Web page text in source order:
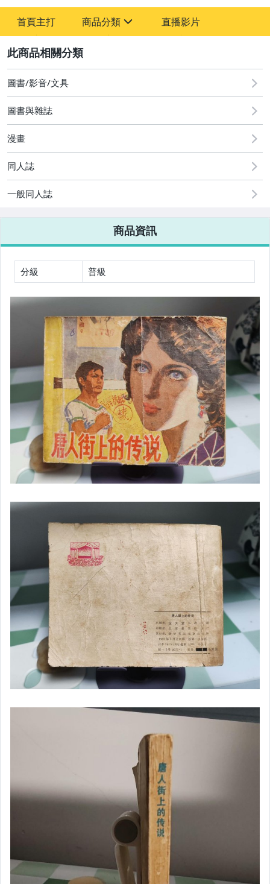
首頁主打 商品分類
嬰幼兒與孕婦
圖書/影音/文具
玩具、模型與公仔
男性精品與服飾
女裝與服飾配件
偶像、球員卡與郵幣
直播影片
圖書/影音/文具
圖書與雜誌
漫畫
同人誌
一般同人誌
商品資訊
分級 普級